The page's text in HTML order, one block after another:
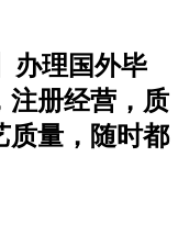
办理国外毕
注册经营，质
质量，随时都